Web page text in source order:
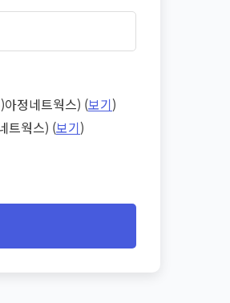
정네트웍스) (보기)
트웍스) (보기)